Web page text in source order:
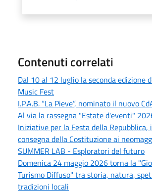
Contenuti correlati
Dal 10 al 12 luglio la seconda edizione
Music Fest
I.P.A.B. “La Pieve”, nominato il nuovo
Al via la rassegna "Estate d'eventi"
Iniziative per la Festa della
consegna della Costituzione ai
SUMMER LAB - Esploratori del futuro
Domenica 24 maggio 2026 torna la
Turismo Diffuso" tra storia, natura,
tradizioni locali